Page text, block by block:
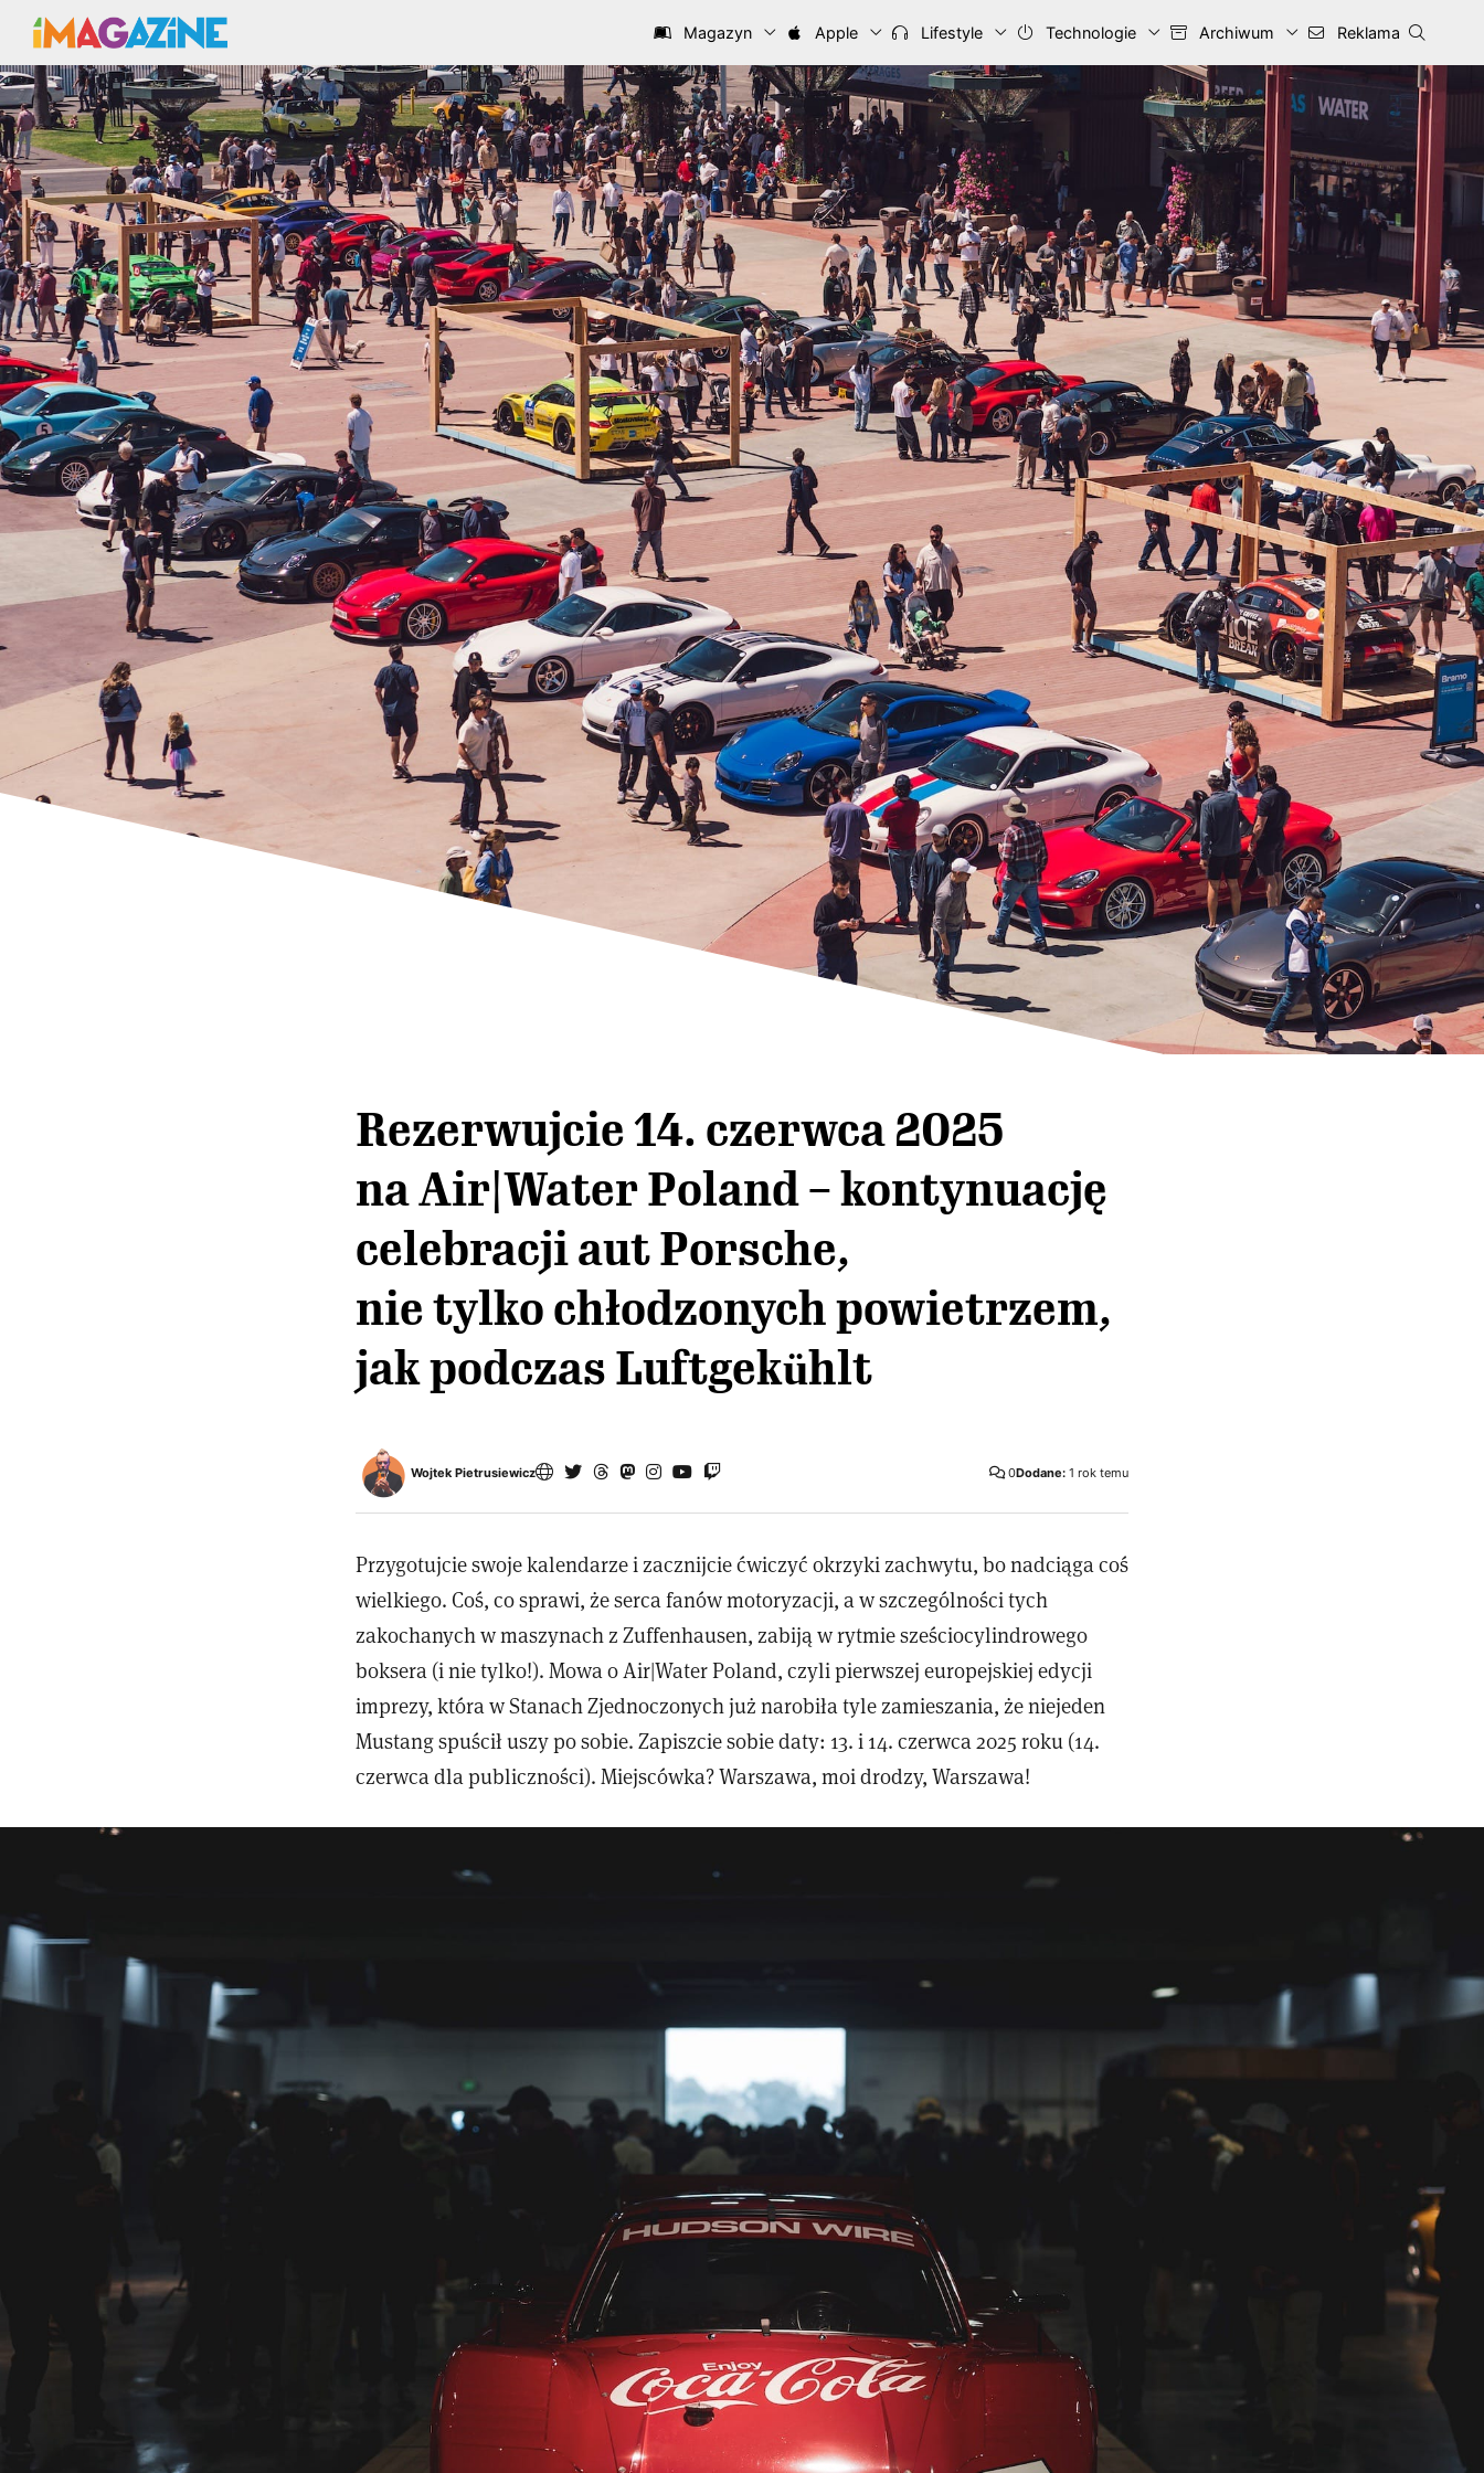
Magazyn Apple Lifestyle Technologie Archiwum Reklama
Rezerwujcie 14. czerwca 2025
na Air|Water Poland – kontynuację
celebracji aut Porsche,
nie tylko chłodzonych powietrzem,
jak podczas Luftgekühlt
Wojtek Pietrusiewicz 0Dodane: 1 rok temu
Przygotujcie swoje kalendarze i zacznijcie ćwiczyć okrzyki zachwytu, bo nadciąga coś
wielkiego. Coś, co sprawi, że serca fanów motoryzacji, a w szczególności tych
zakochanych w maszynach z Zuffenhausen, zabiją w rytmie sześciocylindrowego
boksera (i nie tylko!). Mowa o Air|Water Poland, czyli pierwszej europejskiej edycji
imprezy, która w Stanach Zjednoczonych już narobiła tyle zamieszania, że niejeden
Mustang spuścił uszy po sobie. Zapiszcie sobie daty: 13. i 14. czerwca 2025 roku (14.
czerwca dla publiczności). Miejscówka? Warszawa, moi drodzy, Warszawa!